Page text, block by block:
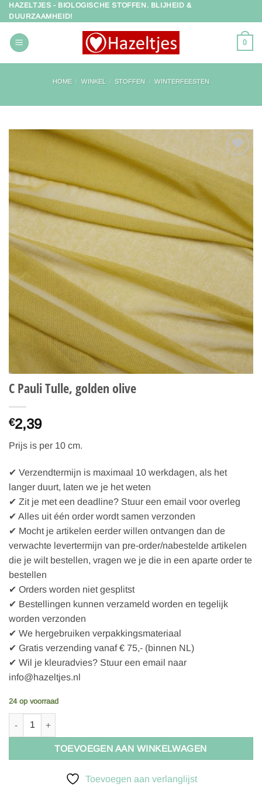
Ga
naar
inhoud
HAZELTJES - BIOLOGISCHE STOFFEN. BLIJHEID &
DUURZAAMHEID!
0
HOME / WINKEL / STOFFEN / WINTERFEESTEN
Toevoegen
aan
verlanglijst
C Pauli Tulle, golden olive
€2,39
Prijs is per 10 cm.
✔ Verzendtermijn is maximaal 10 werkdagen, als het
langer duurt, laten we je het weten
✔ Zit je met een deadline? Stuur een email voor overleg
✔ Alles uit één order wordt samen verzonden
✔ Mocht je artikelen eerder willen ontvangen dan de
verwachte levertermijn van pre-order/nabestelde artikelen
die je wilt bestellen, vragen we je die in een aparte order te
bestellen
✔ Orders worden niet gesplitst
✔ Bestellingen kunnen verzameld worden en tegelijk
worden verzonden
✔ We hergebruiken verpakkingsmateriaal
✔ Gratis verzending vanaf € 75,- (binnen NL)
✔ Wil je kleuradvies? Stuur een email naar
info@hazeltjes.nl
24 op voorraad
C Pauli Tulle, golden olive aantal
TOEVOEGEN AAN WINKELWAGEN
Toevoegen aan verlanglijst